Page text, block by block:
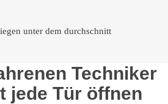
unter dem durchschnitt
Techniker
jede Tür öffnen